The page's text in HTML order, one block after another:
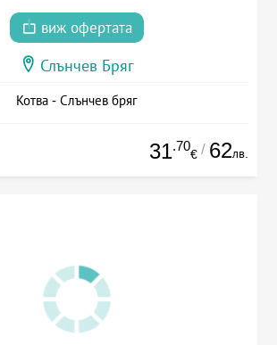
виж офертата
Слънчев Бряг
Котва - Слънчев бряг
31.70
€ / 62лв.